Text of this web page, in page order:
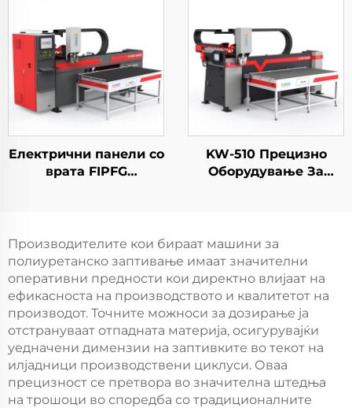
дистрибutor
Електрични панели со
врата FIPFG
KW-510 Прецизно
Оборудување За
Шасија Кабинетски
Врата Пенска Машина
Производителите кои бираат машини за
полиуретанско заптивање имаат значителни
оперативни предности кои директно влијаат на
ефикасноста на производството и квалитетот на
производот. Точните можноси за дозирање ја
отстрануваат отпадната материја, осигурувајќи
уедначени димензии на заптивките во текот на
илјадници производствени циклуси. Оваа
прецизност се претвора во значителна штедња
на трошоци во споредба со традиционалните